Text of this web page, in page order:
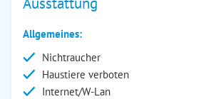
Allgemeines:
Nichtraucher
Haustiere verboten
Internet/W-Lan